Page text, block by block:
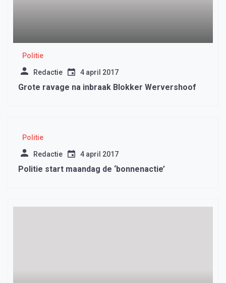
Politie
Redactie 4 april 2017
Grote ravage na inbraak Blokker Wervershoof
Politie
Redactie 4 april 2017
Politie start maandag de ‘bonnenactie’